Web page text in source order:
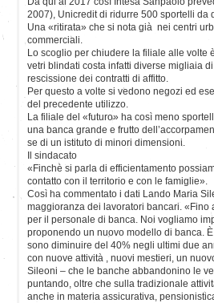
2007), Unicredit di ridurre 500 sportelli
Una «ritirata» che si nota già nei centri
commerciali.
Lo scoglio per chiudere la filiale alle volte
vetri blindati costa infatti diverse migliaia
rescissione dei contratti di affitto.
Per questo a volte si vedono negozi ed
del precedente utilizzo.
La filiale del «futuro» ha così meno
una banca grande e frutto
se di un istituto di minori dimensioni.
Il sindacato
«Finchè si parla di efficientamento
contatto con il territorio e con le famiglie».
Così ha commentato i dati Lando Maria
maggioranza dei lavoratori bancari.
per il personale di banca. Noi vogliamo
proponendo un nuovo modello di banca.
sono diminuire del 40% negli ultimi due
con nuove attività , nuovi mestieri, un
Sileoni – che le banche abbandonino le
puntando, oltre che sulla tradizionale
anche in materia assicurativa,